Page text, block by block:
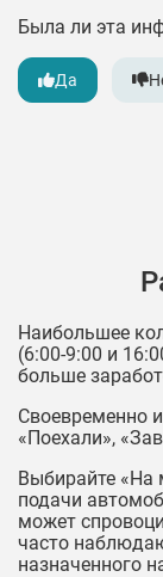
Была ли эта
Да
Наибольшее
(6:00-9:00 и
больше
Своевременно
«Поехали»,
Выбирайте «На
подачи
может
часто
назначенного